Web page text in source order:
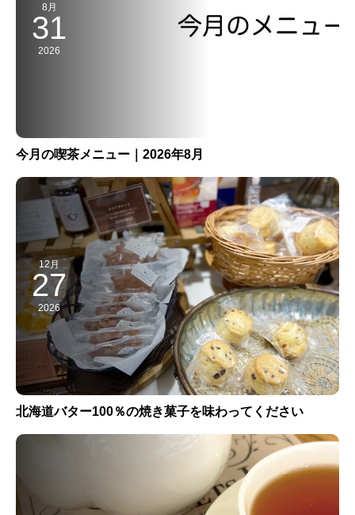
8月
31
2026
今月の喫茶メニュー｜2026年8月
12月
27
2026
北海道バター100％の焼き菓子を味わってください